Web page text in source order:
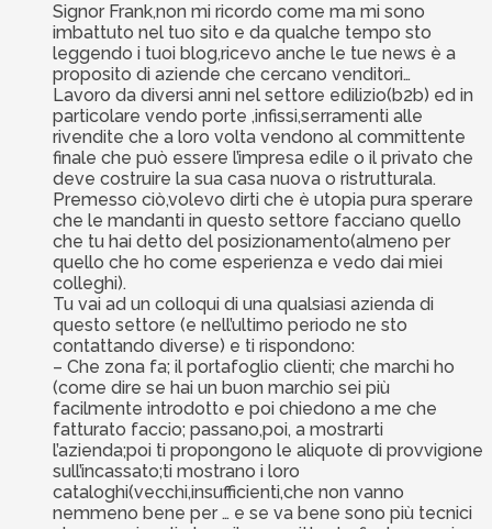
Signor Frank,non mi ricordo come ma mi sono
imbattuto nel tuo sito e da qualche tempo sto
leggendo i tuoi blog,ricevo anche le tue news è a
proposito di aziende che cercano venditori…
Lavoro da diversi anni nel settore edilizio(b2b) ed in
particolare vendo porte ,infissi,serramenti alle
rivendite che a loro volta vendono al committente
finale che può essere l’impresa edile o il privato che
deve costruire la sua casa nuova o ristrutturala.
Premesso ciò,volevo dirti che è utopia pura sperare
che le mandanti in questo settore facciano quello
che tu hai detto del posizionamento(almeno per
quello che ho come esperienza e vedo dai miei
colleghi).
Tu vai ad un colloqui di una qualsiasi azienda di
questo settore (e nell’ultimo periodo ne sto
contattando diverse) e ti rispondono:
– Che zona fa; il portafoglio clienti; che marchi ho
(come dire se hai un buon marchio sei più
facilmente introdotto e poi chiedono a me che
fatturato faccio; passano,poi, a mostrarti
l’azienda;poi ti propongono le aliquote di provvigione
sull’incassato;ti mostrano i loro
cataloghi(vecchi,insufficienti,che non vanno
nemmeno bene per … e se va bene sono più tecnici